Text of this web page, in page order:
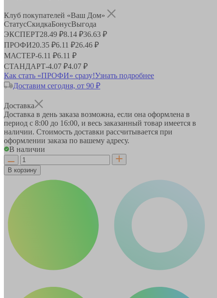
Клуб покупателей «Ваш Дом»
СтатусСкидкаБонусВыгода
ЭКСПЕРТ28.49 ₽8.14 ₽36.63 ₽
ПРОФИ20.35 ₽6.11 ₽26.46 ₽
МАСТЕР-6.11 ₽6.11 ₽
СТАНДАРТ-4.07 ₽4.07 ₽
Как стать «ПРОФИ» сразу!Узнать подробнее
Доставим сегодня, от 90 ₽
Доставка
Доставка в день заказа возможна, если она оформлена в
период с 8:00 до 16:00, и весь заказанный товар имеется в
наличии. Стоимость доставки рассчитывается при
оформлении заказа по вашему адресу.
В наличии
В корзину